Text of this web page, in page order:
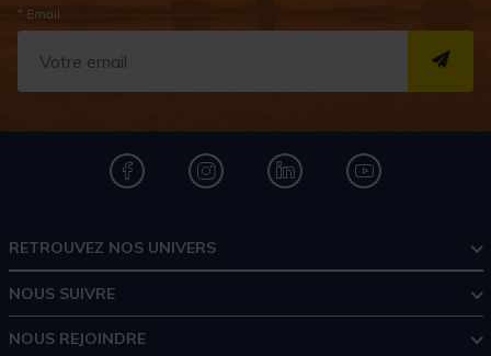
* Email
RETROUVEZ NOS UNIVERS
NOUS SUIVRE
NOUS REJOINDRE